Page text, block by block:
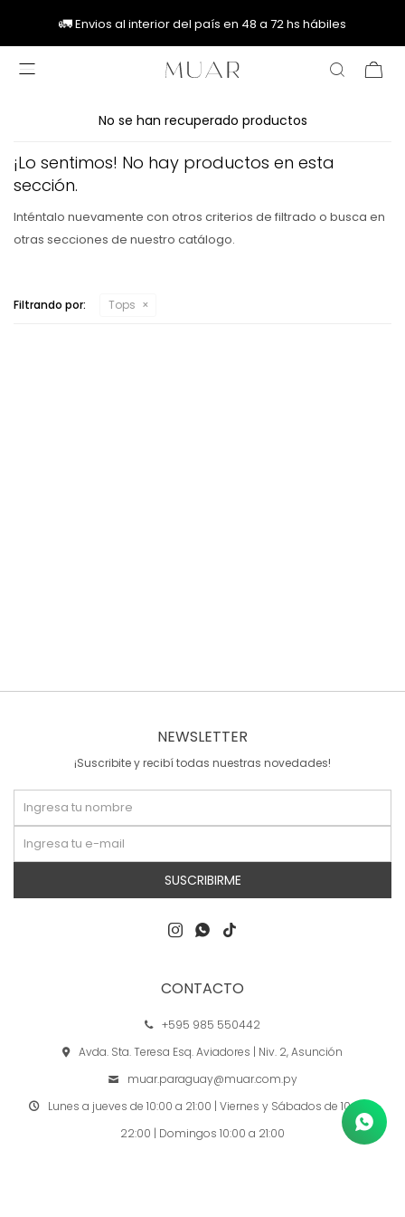
🚛
🚚
🚛Envios al interior del país en 48 a 72 hs hábiles
🚚

No se han recuperado productos
¡Lo sentimos! No hay productos en esta
sección.
Inténtalo nuevamente con otros criterios de filtrado o busca en
otras secciones de nuestro catálogo.
Filtrando por: Tops
CONTACTO
+595 985 550442
Avda. Sta. Teresa Esq. Aviadores | Niv. 2, Asunción
muar.paraguay@muar.com.py
Lunes a jueves de 10:00 a 21:00 | Viernes y Sábados de 10:00 a
22:00 | Domingos 10:00 a 21:00
NEWSLETTER
¡Suscribite y recibí todas nuestras novedades!
SUSCRIBIRME
  